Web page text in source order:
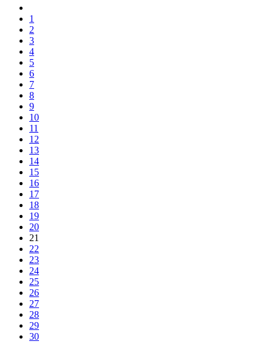
1
2
3
4
5
6
7
8
9
10
11
12
13
14
15
16
17
18
19
20
21
22
23
24
25
26
27
28
29
30